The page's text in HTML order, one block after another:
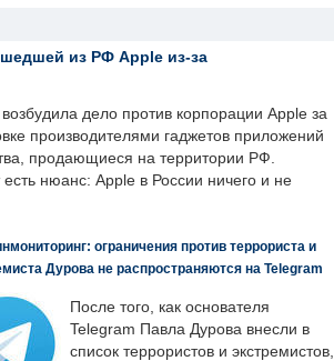
из РФ Apple из-за
дело против корпорации Apple за
производителями гаджетов приложений
продающиеся на территории РФ.
нюанс: Apple в России ничего и не
ограничения против террориста и
Дурова не распространяются на Telegram
После того, как основателя
Telegram Павла Дурова внесли в
список террористов и экстремистов,